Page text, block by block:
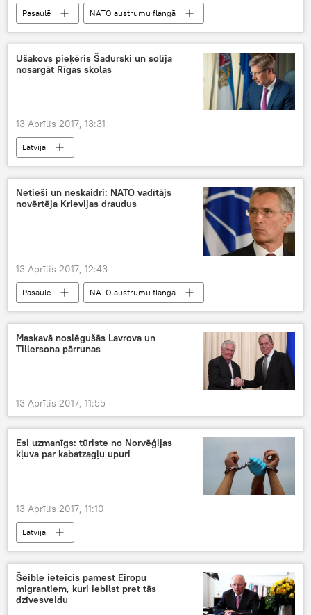
Pasaulē NATO austrumu flangā
Ušakovs pieķēris Šadurski un solīja
nosargāt Rīgas skolas
13 Aprīlis 2017, 13:31
Latvijā
Netieši un neskaidri: NATO vadītājs
novērtēja Krievijas draudus
13 Aprīlis 2017, 12:43
Pasaulē NATO austrumu flangā
Maskavā noslēgušās Lavrova un
Tillersona pārrunas
13 Aprīlis 2017, 11:55
Esi uzmanīgs: tūriste no Norvēģijas
kļuva par kabatzagļu upuri
13 Aprīlis 2017, 11:10
Latvijā
Šeible ieteicis pamest Eiropu
migrantiem, kuri iebilst pret tās
dzīvesveidu